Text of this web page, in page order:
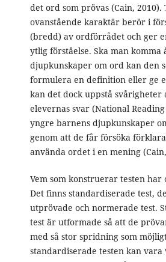
det ord som prövas (Cain, 2010).
ovanstående karaktär berör i
(bredd) av ordförrådet och ger
ytlig förståelse. Ska man komma
djupkunskaper om ord kan den
formulera en definition eller ge
kan det dock uppstå svårigheter
elevernas svar (National Reading
yngre barnens djupkunskaper
genom att de får försöka
använda ordet i en mening
Vem som konstruerar testen har
Det finns standardiserade test,
utprövade och normerade test.
test är utformade så att de
med så stor spridning som
standardiserade testen kan